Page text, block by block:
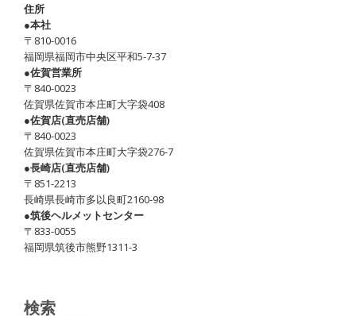
温
話
す)
住所
●本社
〒810-0016
福岡県福岡市中央区平和5-7-37
●佐賀営業所
〒840-0023
佐賀県佐賀市本庄町大字袋408
●佐賀店(直売店舗)
〒840-0023
佐賀県佐賀市本庄町大字袋276-7
●長崎店(直売店舗)
〒851-2213
長崎県長崎市多以良町2160-98
●筑後ヘルメットセンター
〒833-0055
福岡県筑後市熊野1311-3
検索